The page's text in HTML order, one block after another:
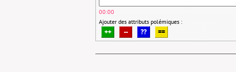
00:00
Ajouter des attributs polémiques :
++ -- ?? ==